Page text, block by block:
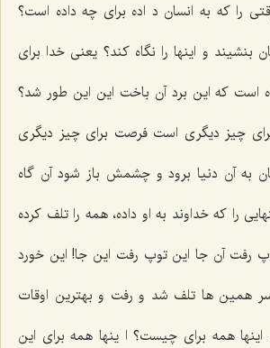
را که به انسان د اده برای چه داده است؟
بنشیند و اینها را نگاه کند؟ یعنی خدا برای
است که این برد آن باخت این این طور شد؟
چیز دیگری است فرصت برای چیز دیگری
به آن دنیا برود و چشمش باز شود آن گاه
را که خداوند به او داده، همه را تلف کرده
رفت آن جا این توپ رفت این جا! این خورد
همین ها تلف شد و رفت و بهترین اوقات
همه برای چیست؟ ا ینها همه برای این